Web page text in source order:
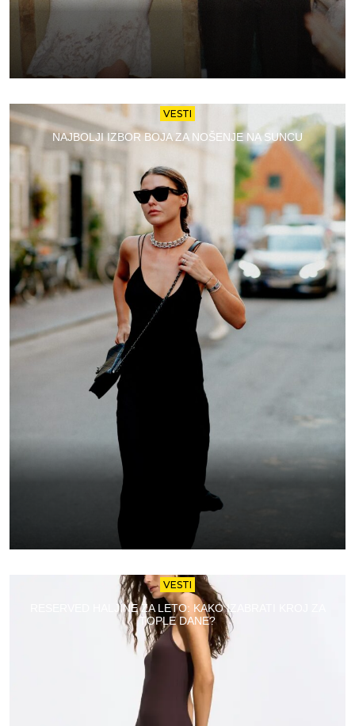
VESTI
NAJBOLJI IZBOR BOJA ZA NOŠENJE NA SUNCU
VESTI
RESERVED HALJINE ZA LETO: KAKO IZABRATI KROJ ZA
TOPLE DANE?